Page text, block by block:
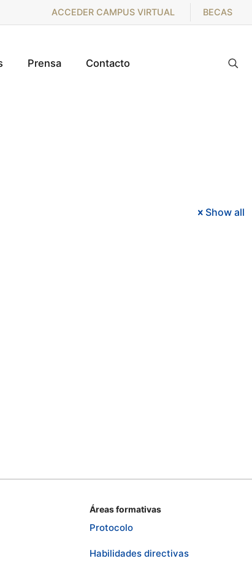
ACCEDER CAMPUS VIRTUAL BECAS
Prensa Contacto
Show all
Áreas formativas
Protocolo
Habilidades directivas